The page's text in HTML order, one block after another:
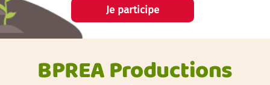
Je participe
BPREA Productions